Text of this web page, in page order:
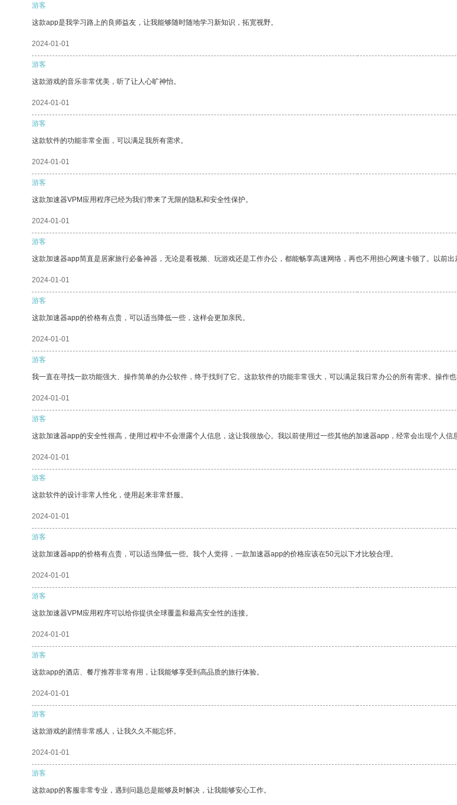
游客
这款app是我学习路上的良师益友，让我能够随时随地学习新知识，拓宽视野。
2024-01-01
游客
这款游戏的音乐非常优美，听了让人心旷神怡。
2024-01-01
游客
这款软件的功能非常全面，可以满足我所有需求。
2024-01-01
游客
这款加速器VPM应用程序已经为我们带来了无限的隐私和安全性保护。
2024-01-01
游客
这款加速器app简直是居家旅行必备神器，无论是看视频、玩游戏还是工作办公，都能畅享高速网络，再也不用担心网速卡顿了。以前
2024-01-01
游客
这款加速器app的价格有点贵，可以适当降低一些，这样会更加亲民。
2024-01-01
游客
我一直在寻找一款功能强大、操作简单的办公软件，终于找到了它。这款软件的功能非常强大，可以满足我日常办公的所有需求。操作
2024-01-01
游客
这款加速器app的安全性很高，使用过程中不会泄露个人信息，这让我很放心。我以前使用过一些其他的加速器app，经常会出现个人信
2024-01-01
游客
这款软件的设计非常人性化，使用起来非常舒服。
2024-01-01
游客
这款加速器app的价格有点贵，可以适当降低一些。我个人觉得，一款加速器app的价格应该在50元以下才比较合理。
2024-01-01
游客
这款加速器VPM应用程序可以给你提供全球覆盖和最高安全性的连接。
2024-01-01
游客
这款app的酒店、餐厅推荐非常有用，让我能够享受到高品质的旅行体验。
2024-01-01
游客
这款游戏的剧情非常感人，让我久久不能忘怀。
2024-01-01
游客
这款app的客服非常专业，遇到问题总是能够及时解决，让我能够安心工作。